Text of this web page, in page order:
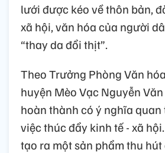
lưới được kéo về thôn bản,
xã hội, văn hóa của người
“thay da đổi thịt”.
Theo Trưởng Phòng Văn
huyện Mèo Vạc Nguyễn
hoàn thành có ý nghĩa
việc thúc đẩy kinh tế - xã
tạo ra một sản phẩm thu